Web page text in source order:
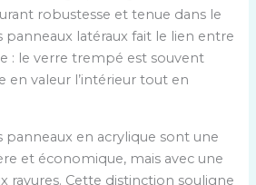
robustesse et tenue dans le
panneaux latéraux fait le lien entre
: le verre trempé est souvent
valeur l’intérieur tout en
panneaux en acrylique sont une
et économique, mais avec une
rayures. Cette distinction souligne